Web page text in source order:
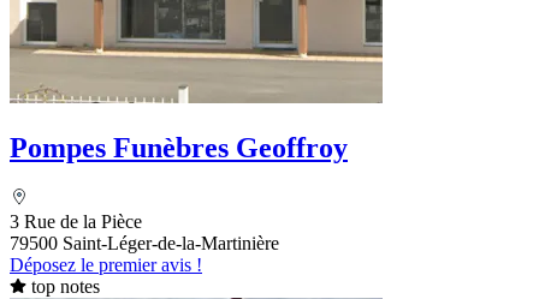
Pompes Funèbres Geoffroy
3 Rue de la Pièce
79500 Saint-Léger-de-la-Martinière
Déposez le premier avis !
top notes